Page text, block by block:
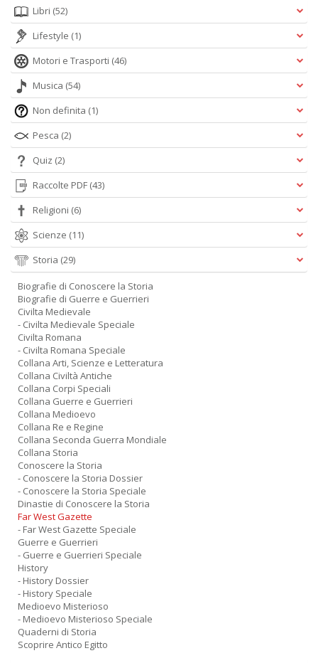
Libri (52)
Lifestyle (1)
Motori e Trasporti (46)
Musica (54)
Non definita (1)
Pesca (2)
Quiz (2)
Raccolte PDF (43)
Religioni (6)
Scienze (11)
Storia (29)
Biografie di Conoscere la Storia
Biografie di Guerre e Guerrieri
Civilta Medievale
- Civilta Medievale Speciale
Civilta Romana
- Civilta Romana Speciale
Collana Arti, Scienze e Letteratura
Collana Civiltà Antiche
Collana Corpi Speciali
Collana Guerre e Guerrieri
Collana Medioevo
Collana Re e Regine
Collana Seconda Guerra Mondiale
Collana Storia
Conoscere la Storia
- Conoscere la Storia Dossier
- Conoscere la Storia Speciale
Dinastie di Conoscere la Storia
Far West Gazette
- Far West Gazette Speciale
Guerre e Guerrieri
- Guerre e Guerrieri Speciale
History
- History Dossier
- History Speciale
Medioevo Misterioso
- Medioevo Misterioso Speciale
Quaderni di Storia
Scoprire Antico Egitto